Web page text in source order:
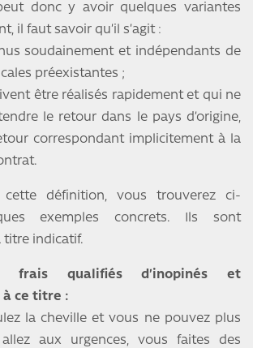
donc y avoir quelques variantes
il faut savoir qu’il s’agit :
soudainement et indépendants de
préexistantes ;
être réalisés rapidement et qui ne
le retour dans le pays d’origine,
correspondant implicitement à la
cette définition, vous trouverez ci-
exemples concrets. Ils sont
titre indicatif.
frais qualifiés d’inopinés et
à ce titre :
la cheville et vous ne pouvez plus
aux urgences, vous faites des